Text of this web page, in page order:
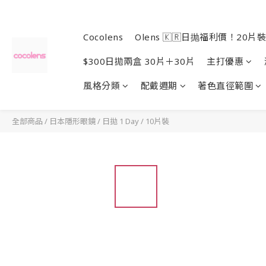
Cocolens Olens 🇰🇷日抛福利價！20片
$300日拋兩盒 30片＋30片 主打優惠
風格分類 配戴週期 著色直徑範圍
全部商品 / 日本隱形眼鏡/ 日拋 1 Day/ 10片裝